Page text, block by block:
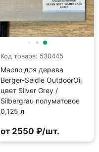
Код товара: 530445
Масло для дерева
Berger-Seidle OutdoorOil
цвет Silver Grey /
Silbergrau полуматовое
0,125 л
от 2550 ₽/шт.